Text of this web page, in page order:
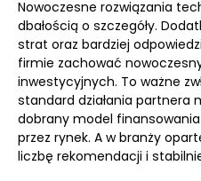
Nowoczesne rozwiązania
dbałością o szczegóły.
strat oraz bardziej
firmie zachować
inwestycyjnych. To ważne
standard działania partnera
dobrany model
przez rynek. A w branży
liczbę rekomendacji i